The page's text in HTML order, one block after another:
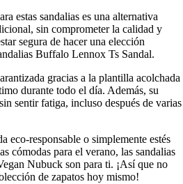
estas sandalias es una alternativa
sin comprometer la calidad y
segura de hacer una elección
Buffalo Lennox Ts Sandal.
gracias a la plantilla acolchada
durante todo el día. Además, su
sentir fatiga, incluso después de varias
eco-responsable o simplemente estés
cómodas para el verano, las sandalias
Nubuck son para ti. ¡Así que no
de zapatos hoy mismo!